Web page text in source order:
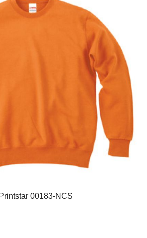
Printstar 00183-NCS